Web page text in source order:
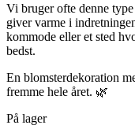
Vi bruger ofte denne
giver varme i
kommode eller et sted
bedst.
En blomsterdekoration
fremme hele året. 🌿
På lager